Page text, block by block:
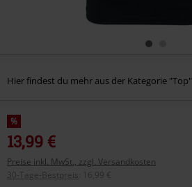
Hier findest du mehr aus der Kategorie "Top"
%
13,99 €
Preise inkl. MwSt., zzgl. Versandkosten
30-Tage-Bestpreis
16,99 €